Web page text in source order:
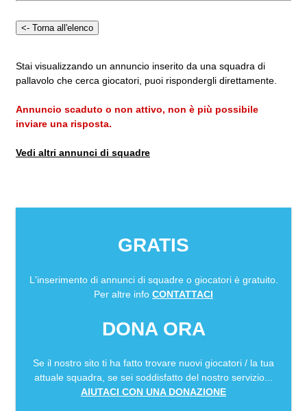
Stai visualizzando un annuncio inserito da una squadra di
pallavolo che cerca giocatori, puoi rispondergli direttamente.
Annuncio scaduto o non attivo, non è più possibile
inviare una risposta.
Vedi altri annunci di squadre
GRATIS
L'inserimento di annunci di squadre o giocatori è gratuito.
Per altre info CONTATTACI
DONA ORA
Se il nostro sito ti ha fatto trovare nuovi giocatori / la tua
attuale squadra, se sei soddisfatto del nostro servizio...
AIUTACI CON UNA DONAZIONE